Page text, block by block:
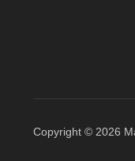
Copyright © 2026